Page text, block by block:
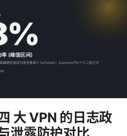
大 VPN 的日志政